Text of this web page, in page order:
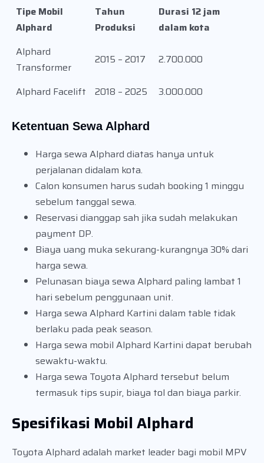
Tipe Mobil
Alphard
Tahun
Produksi
Durasi 12 jam
dalam kota
Alphard
Transformer
2015 – 2017 2.700.000
Alphard Facelift 2018 – 2025 3.000.000
Ketentuan Sewa Alphard
Harga sewa Alphard diatas hanya untuk
perjalanan didalam kota.
Calon konsumen harus sudah booking 1 minggu
sebelum tanggal sewa.
Reservasi dianggap sah jika sudah melakukan
payment DP.
Biaya uang muka sekurang-kurangnya 30% dari
harga sewa.
Pelunasan biaya sewa Alphard paling lambat 1
hari sebelum penggunaan unit.
Harga sewa Alphard Kartini dalam table tidak
berlaku pada peak season.
Harga sewa mobil Alphard Kartini dapat berubah
sewaktu-waktu.
Harga sewa Toyota Alphard tersebut belum
termasuk tips supir, biaya tol dan biaya parkir.
Spesifikasi Mobil Alphard
Toyota Alphard adalah market leader bagi mobil MPV